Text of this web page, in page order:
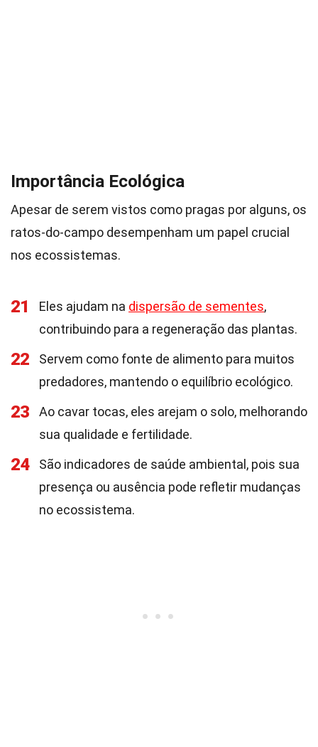
Importância Ecológica
Apesar de serem vistos como pragas por alguns, os
ratos-do-campo desempenham um papel crucial
nos ecossistemas.
21 Eles ajudam na dispersão de sementes,
contribuindo para a regeneração das plantas.
22
Servem como fonte de alimento para muitos
predadores, mantendo o equilíbrio ecológico.
23
Ao cavar tocas, eles arejam o solo, melhorando
sua qualidade e fertilidade.
24
São indicadores de saúde ambiental, pois sua
presença ou ausência pode refletir mudanças
no ecossistema.